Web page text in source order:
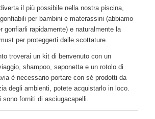
il più possibile nella nostra piscina,
per bambini e materassini (abbiamo
gonfiarli rapidamente) e naturalmente la
per proteggerti dalle scottature.
troverai un kit di benvenuto con un
shampoo, saponetta e un rotolo di
è necessario portare con sé prodotti da
degli ambienti, potete acquistarlo in loco.
sono forniti di asciugacapelli.